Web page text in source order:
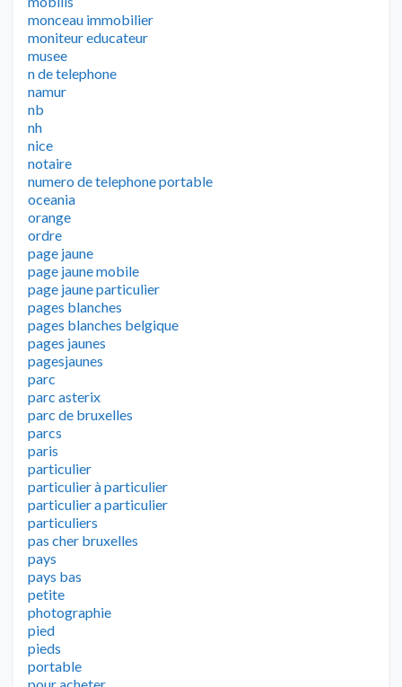
monceau immobilier
moniteur educateur
musee
n de telephone
namur
nb
nh
nice
notaire
numero de telephone portable
oceania
orange
ordre
page jaune
page jaune mobile
page jaune particulier
pages blanches
pages blanches belgique
pages jaunes
pagesjaunes
parc
parc asterix
parc de bruxelles
parcs
paris
particulier
particulier à particulier
particulier a particulier
particuliers
pas cher bruxelles
pays
pays bas
petite
photographie
pied
pieds
portable